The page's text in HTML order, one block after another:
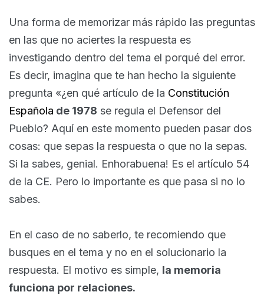
Una forma de memorizar más rápido las preguntas
en las que no aciertes la respuesta es
investigando dentro del tema el porqué del error.
Es decir, imagina que te han hecho la siguiente
pregunta «¿en qué artículo de la Constitución
Española de 1978 se regula el Defensor del
Pueblo? Aquí en este momento pueden pasar dos
cosas: que sepas la respuesta o que no la sepas.
Si la sabes, genial. Enhorabuena! Es el artículo 54
de la CE. Pero lo importante es que pasa si no lo
sabes.
En el caso de no saberlo, te recomiendo que
busques en el tema y no en el solucionario la
respuesta. El motivo es simple, la memoria
funciona por relaciones.